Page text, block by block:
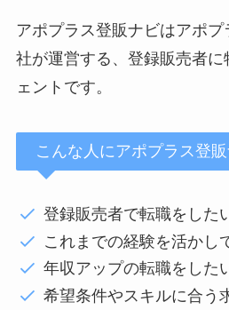
アポプラス登販ナビはアポ
社が運営する、登録販売者
ェントです。
こんな人にアポプラス登
登録販売者で転職をした
これまでの経験を活かし
年収アップの転職をした
希望条件やスキルに合う